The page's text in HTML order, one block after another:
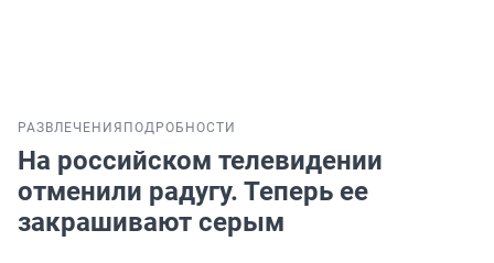
РАЗВЛЕЧЕНИЯ ПОДРОБНОСТИ
На российском телевидении
отменили радугу. Теперь ее
закрашивают серым